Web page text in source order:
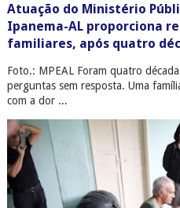
Atuação do Ministério
Ipanema-AL proporciona
familiares, após quatro
Foto.: MPEAL Foram quatro
perguntas sem resposta. Uma
com a dor ...